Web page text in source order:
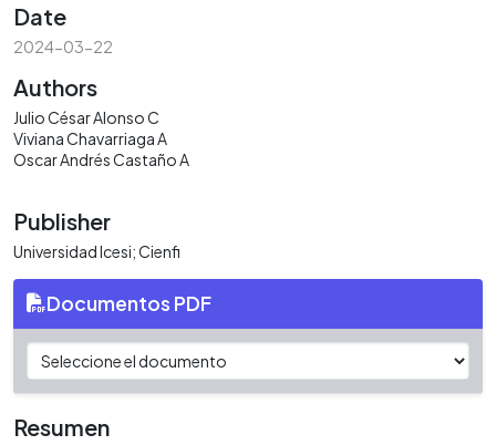
Date
2024-03-22
Authors
Julio César Alonso C
Viviana Chavarriaga A
Oscar Andrés Castaño A
Publisher
Universidad Icesi; Cienfi
Documentos PDF
Resumen